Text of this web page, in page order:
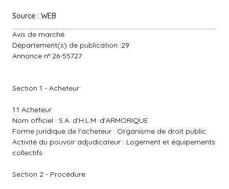
Source : WEB
Avis de marché
Département(s) de publication :29
Annonce n° 26-55727
Section 1 - Acheteur
1.1 Acheteur
Nom officiel : S.A. d'H.L.M. d'ARMORIQUE
Forme juridique de l'acheteur : Organisme de droit public
Activité du pouvoir adjudicateur : Logement et équipements
collectifs
Section 2 - Procédure